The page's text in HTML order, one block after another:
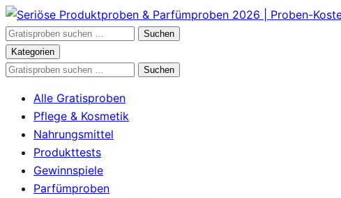
Zum
Inhalt
springen
Gratisproben
durchsuchen
Suchen
Kategorien
Gratisproben
Suchen
Alle Gratisproben
Pflege & Kosmetik
Nahrungsmittel
Produkttests
Gewinnspiele
Parfümproben